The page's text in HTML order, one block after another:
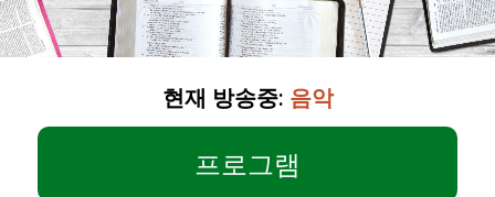
현재 방송중: 음악
프로그램